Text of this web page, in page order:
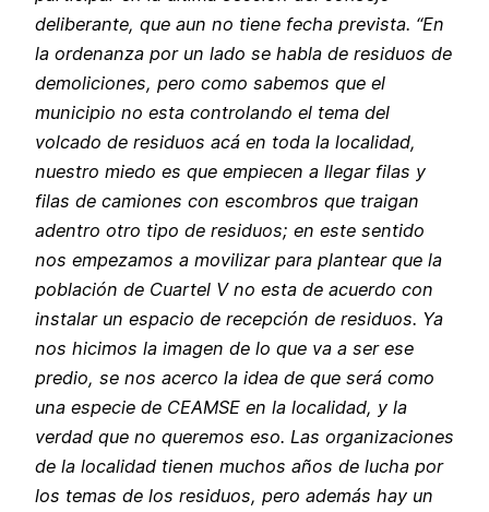
deliberante, que aun no tiene fecha prevista. “En
la ordenanza por un lado se habla de residuos de
demoliciones, pero como sabemos que el
municipio no esta controlando el tema del
volcado de residuos acá en toda la localidad,
nuestro miedo es que empiecen a llegar filas y
filas de camiones con escombros que traigan
adentro otro tipo de residuos; en este sentido
nos empezamos a movilizar para plantear que la
población de Cuartel V no esta de acuerdo con
instalar un espacio de recepción de residuos. Ya
nos hicimos la imagen de lo que va a ser ese
predio, se nos acerco la idea de que será como
una especie de CEAMSE en la localidad, y la
verdad que no queremos eso. Las organizaciones
de la localidad tienen muchos años de lucha por
los temas de los residuos, pero además hay un